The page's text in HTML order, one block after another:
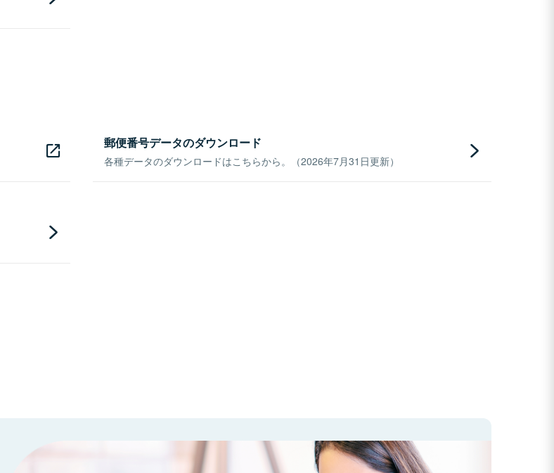
郵便番号データのダウンロード
各種データのダウンロードはこちらから。（2026年7月31日更新）